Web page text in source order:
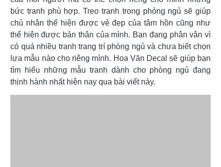
bức tranh phù hợp. Treo tranh trong phòng ngủ sẽ giúp
chủ nhân thể hiện được vẻ đẹp của tâm hồn cũng như
thể hiện được bản thân của mình. Bạn đang phân vân vì
có quá nhiều tranh trang trí phòng ngủ và chưa biết chọn
lựa mẫu nào cho riêng mình. Hoa Văn Decal sẽ giúp bạn
tìm hiểu những mẫu tranh dành cho phòng ngủ đang
thịnh hành nhất hiện nay qua bài viết này.